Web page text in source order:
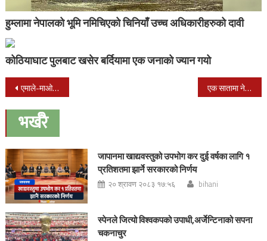
हुम्लामा नेपालको भूमि नमिचिएको चिनियाँ उच्च अधिकारीहरुको दावी
कोठियाघाट पुलबाट खसेर बर्दियामा एक जनाको ज्यान गयो
Post
navigation
एमाले-माओवादी एकता लिम्बयो एक सातामा नेपालले पहिलो सिइओ अफ दि इयर पाउने
भर्खरै
जापानमा खाद्यवस्तुको उपभोग कर दुई वर्षका लागि १
प्रतिशतमा झार्ने सरकारको निर्णय
२० श्रावण २०८३ १७:५६ bihani
स्पेनले जित्यो विश्वकपको उपाधी,अर्जेन्टिनाको सपना
चकनाचुर